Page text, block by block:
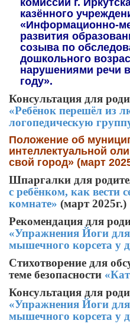
комиссии г.
казённого
«Информационно-
развития
созыва по
дошкольного
нарушениями речи
году».
Консультация для
«Ребёнок перешёл из
логопедическую
Положение об
интеллектуальной
свой город» (март
Шпаргалки для
с ребёнком, как вести
комнате» (март 2025г.)
Рекомендация для
«Упражнения Йоги
мышечного корсета у
Стихотворение для
теме безопасности
Консультация для
«Упражнения Йоги
мышечного корсета у